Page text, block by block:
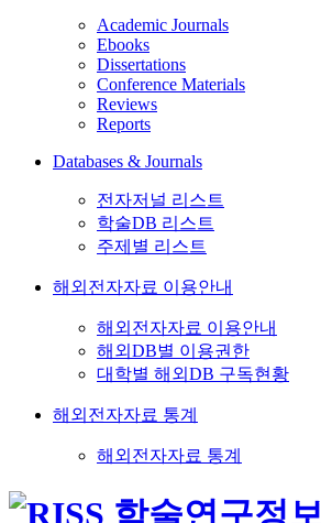
Academic Journals
Ebooks
Dissertations
Conference Materials
Reviews
Reports
Databases & Journals
전자저널 리스트
학술DB 리스트
주제별 리스트
해외전자자료 이용안내
해외전자자료 이용안내
해외DB별 이용권한
대학별 해외DB 구독현황
해외전자자료 통계
해외전자자료 통계